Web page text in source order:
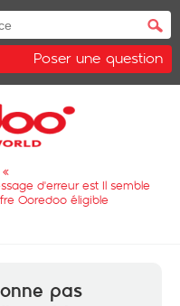
Poser une question
d'erreur est Il semble
Ooredoo éligible
pas